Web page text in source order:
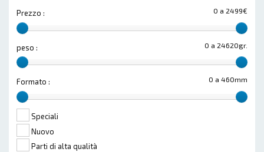
0 a 2499€
Prezzo :
0 a 24620gr.
peso :
0 a 460mm
Formato :
Speciali
Nuovo
Parti di alta qualità